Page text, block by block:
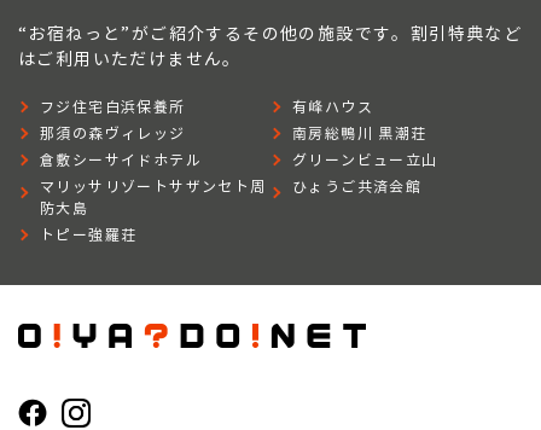
“お宿ねっと”がご紹介するその他の施設です。割引特典など
はご利用いただけません。
フジ住宅白浜保養所
有峰ハウス
那須の森ヴィレッジ
南房総鴨川 黒潮荘
倉敷シーサイドホテル
グリーンビュー立山
マリッサリゾートサザンセト周
防大島
ひょうご共済会館
トピー強羅荘